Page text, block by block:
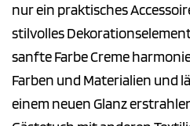
nur ein praktisches
stilvolles
sanfte Farbe Creme
Farben und Materialien und
einem neuen Glanz